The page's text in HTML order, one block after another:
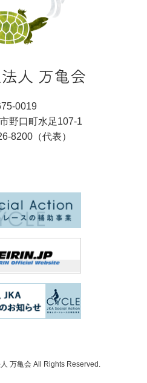
0019
野口町水足107-1
8200（代表）
万亀会All Rights Reserved.